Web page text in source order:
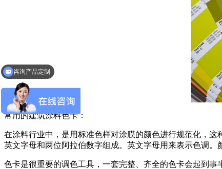
常用的建筑涂料色卡：
在涂料行业中，是用标准色样对涂膜的颜色进行规范化，
英文字母和两位阿拉伯数字组成。英文字母用来表示色调。
色卡是很重要的调色工具，一套完整、齐全的色卡会起到
咨询产品定制